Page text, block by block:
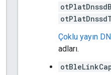
Çoklu yayın
adları.